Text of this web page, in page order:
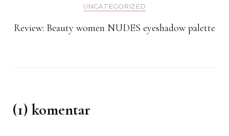
UNCATEGORIZED
Review: Beauty women NUDES eyeshadow palette
(1) komentar